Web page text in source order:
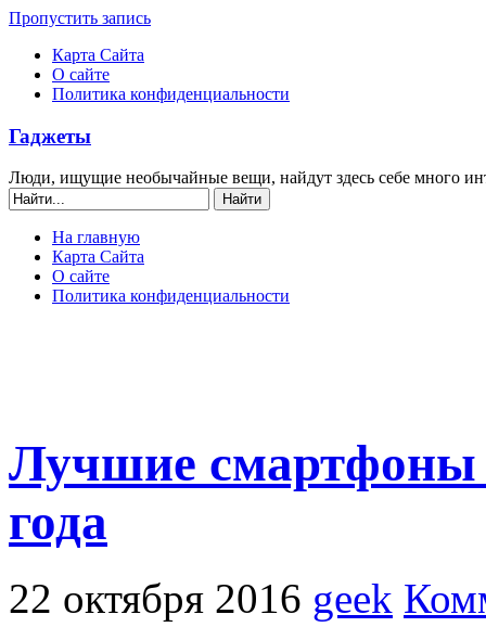
Пропустить запись
Карта Сайта
О сайте
Политика конфиденциальности
Гаджеты
Люди, ищущие необычайные вещи, найдут здесь себе много
На главную
Карта Сайта
О сайте
Политика конфиденциальности
Лучшие смартфоны
года
22 октября 2016 geek